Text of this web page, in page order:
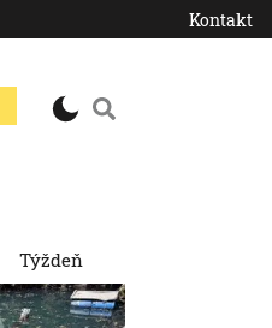
Kontakt
Týždeň